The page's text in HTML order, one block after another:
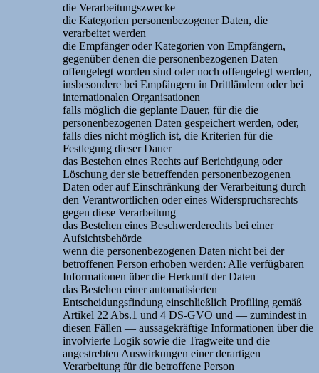
die Verarbeitungszwecke
die Kategorien personenbezogener Daten, die
verarbeitet werden
die Empfänger oder Kategorien von Empfängern,
gegenüber denen die personenbezogenen Daten
offengelegt worden sind oder noch offengelegt werden,
insbesondere bei Empfängern in Drittländern oder bei
internationalen Organisationen
falls möglich die geplante Dauer, für die die
personenbezogenen Daten gespeichert werden, oder,
falls dies nicht möglich ist, die Kriterien für die
Festlegung dieser Dauer
das Bestehen eines Rechts auf Berichtigung oder
Löschung der sie betreffenden personenbezogenen
Daten oder auf Einschränkung der Verarbeitung durch
den Verantwortlichen oder eines Widerspruchsrechts
gegen diese Verarbeitung
das Bestehen eines Beschwerderechts bei einer
Aufsichtsbehörde
wenn die personenbezogenen Daten nicht bei der
betroffenen Person erhoben werden: Alle verfügbaren
Informationen über die Herkunft der Daten
das Bestehen einer automatisierten
Entscheidungsfindung einschließlich Profiling gemäß
Artikel 22 Abs.1 und 4 DS-GVO und — zumindest in
diesen Fällen — aussagekräftige Informationen über die
involvierte Logik sowie die Tragweite und die
angestrebten Auswirkungen einer derartigen
Verarbeitung für die betroffene Person